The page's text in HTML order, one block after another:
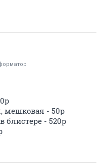
мешковая - 50р
блистере - 520р